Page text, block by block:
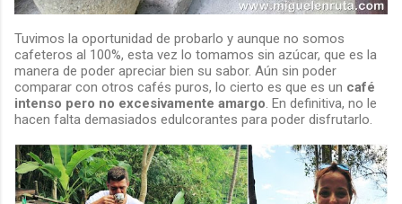
Tuvimos la oportunidad de probarlo y aunque no somos
cafeteros al 100%, esta vez lo tomamos sin azúcar, que es la
manera de poder apreciar bien su sabor. Aún sin poder
comparar con otros cafés puros, lo cierto es que es un café
intenso pero no excesivamente amargo. En definitiva, no le
hacen falta demasiados edulcorantes para poder disfrutarlo.